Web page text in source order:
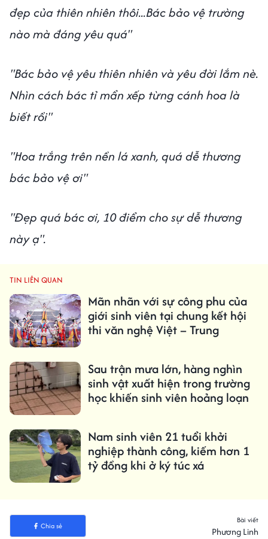
đẹp của thiên nhiên thôi...Bác bảo vệ trường
nào mà đáng yêu quá"
"Bác bảo vệ yêu thiên nhiên và yêu đời lắm nè.
Nhìn cách bác tỉ mẩn xếp từng cánh hoa là
biết rồi"
"Hoa trắng trên nền lá xanh, quá dễ thương
bác bảo vệ ơi"
"Đẹp quá bác ơi, 10 điểm cho sự dễ thương
này ạ".
TIN LIÊN QUAN
Mãn nhãn với sự công phu của
giới sinh viên tại chung kết hội
thi văn nghệ Việt – Trung
Sau trận mưa lớn, hàng nghìn
sinh vật xuất hiện trong trường
học khiến sinh viên hoảng loạn
Nam sinh viên 21 tuổi khởi
nghiệp thành công, kiếm hơn 1
tỷ đồng khi ở ký túc xá
Chia sẻ
Bài viết
Phương Linh